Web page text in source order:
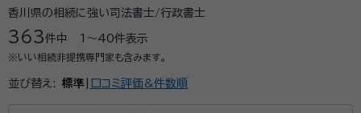
香川県の相続に強い司法書士/行政書士
363件中 1〜40件表示
※いい相続非提携専門家も含みます。
並び替え: 標準 口コミ評価&件数順